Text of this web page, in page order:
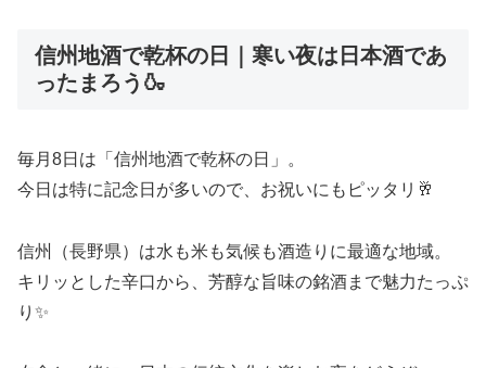
信州地酒で乾杯の日｜寒い夜は日本酒であ
ったまろう🍶
毎月8日は「信州地酒で乾杯の日」。
今日は特に記念日が多いので、お祝いにもピッタリ🥂
信州（長野県）は水も米も気候も酒造りに最適な地域。
キリッとした辛口から、芳醇な旨味の銘酒まで魅力たっぷ
り✨